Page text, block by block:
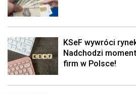
KSeF wywróci
Nadchodzi
firm w Polsce!